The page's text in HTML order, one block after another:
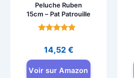
Peluche Ruben
15cm – Pat Patrouille
4.7
sur 5
14,52 €
Voir sur Amazon